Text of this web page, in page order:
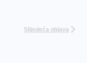
Slijedeća objava